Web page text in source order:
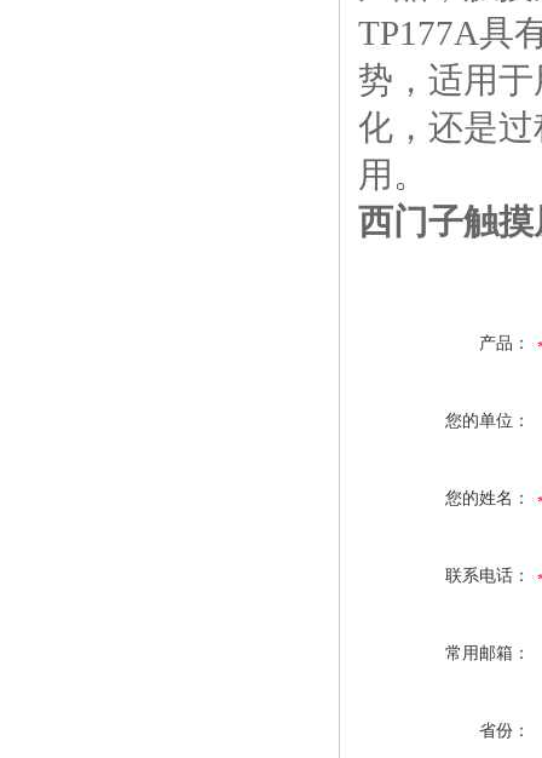
TP177A具
势，适用
化，还是
用。
西门子触
产品：
您的单位：
您的姓名：
联系电话：
常用邮箱：
省份：